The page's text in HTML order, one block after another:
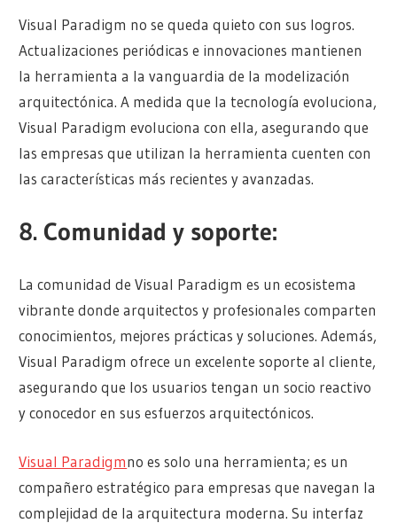
Visual Paradigm no se queda quieto con sus logros.
Actualizaciones periódicas e innovaciones mantienen
la herramienta a la vanguardia de la modelización
arquitectónica. A medida que la tecnología evoluciona,
Visual Paradigm evoluciona con ella, asegurando que
las empresas que utilizan la herramienta cuenten con
las características más recientes y avanzadas.
8. Comunidad y soporte:
La comunidad de Visual Paradigm es un ecosistema
vibrante donde arquitectos y profesionales comparten
conocimientos, mejores prácticas y soluciones. Además,
Visual Paradigm ofrece un excelente soporte al cliente,
asegurando que los usuarios tengan un socio reactivo
y conocedor en sus esfuerzos arquitectónicos.
Visual Paradigmno es solo una herramienta; es un
compañero estratégico para empresas que navegan la
complejidad de la arquitectura moderna. Su interfaz